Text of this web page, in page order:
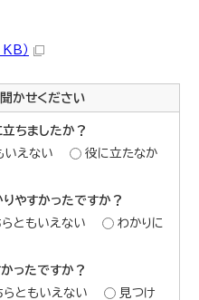
）
かせください
ちましたか？
いえない
役に立たなか
やすかったですか？
らともいえない
わかりに
ったですか？
らともいえない
見つけ